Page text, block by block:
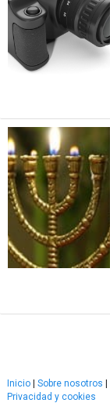
Inicio | Sobre nosotros |
Privacidad y cookies